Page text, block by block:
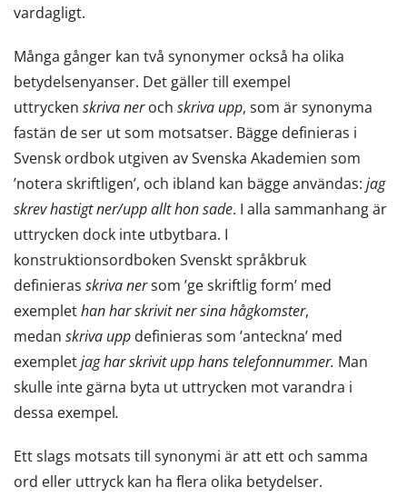
vardagligt.
Många gånger kan två synonymer också ha olika
betydelsenyanser. Det gäller till exempel
uttrycken skriva neroch skriva upp, som är synonyma
fastän de ser ut som motsatser. Bägge definieras i
Svensk ordbok utgiven av Svenska Akademien som
’notera skriftligen’, och ibland kan bägge användas: jag
skrev hastigt ner/upp allt hon sade. I alla sammanhang är
uttrycken dock inte utbytbara. I
konstruktionsordboken Svenskt språkbruk
definieras skriva nersom ’ge skriftlig form’ med
exemplethan har skrivit ner sina hågkomster,
medan skriva upp definieras som ’anteckna’ med
exempletjag har skrivit upp hans telefonnummer. Man
skulle inte gärna byta ut uttrycken mot varandra i
dessa exempel.
Ett slags motsats till synonymi är att ett och samma
ord eller uttryck kan ha flera olika betydelser.